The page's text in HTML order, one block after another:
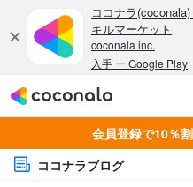
会員登録で10％
ココナラブログ